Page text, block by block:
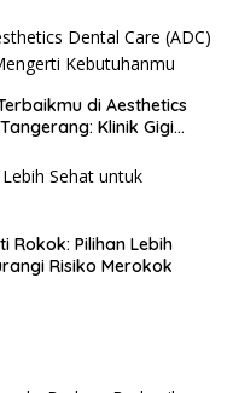
di Aesthetics
Klinik Gigi
Rokok: Pilihan Lebih
Risiko Merokok